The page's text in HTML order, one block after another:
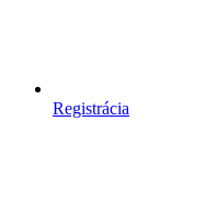
Registrácia